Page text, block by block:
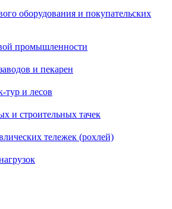
оборудования и покупательских
промышленности
и пекарен
тур и лесов
и строительных тачек
тележек (рохлей)